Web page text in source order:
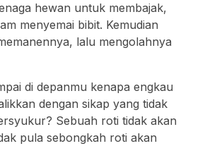
hewan untuk membajak,
menyemai bibit. Kemudian
lalu mengolahnya
di depanmu kenapa engkau
dengan sikap yang tidak
Sebuah roti tidak akan
pula sebongkah roti akan